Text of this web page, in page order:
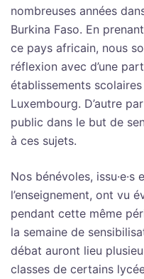
nombreuses années
Burkina Faso. En
ce pays africain, nous
réflexion avec d’une
établissements
Luxembourg. D’autre
public dans le but de
à ces sujets.
Nos bénévoles,
l’enseignement, ont vu
pendant cette même
la semaine de
débat auront lieu
classes de certains